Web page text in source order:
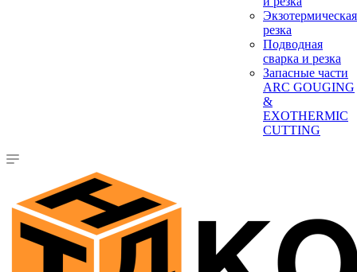
Экзотермическая
резка
Подводная
сварка и резка
Запасные части
ARC GOUGING
&
EXOTHERMIC
CUTTING